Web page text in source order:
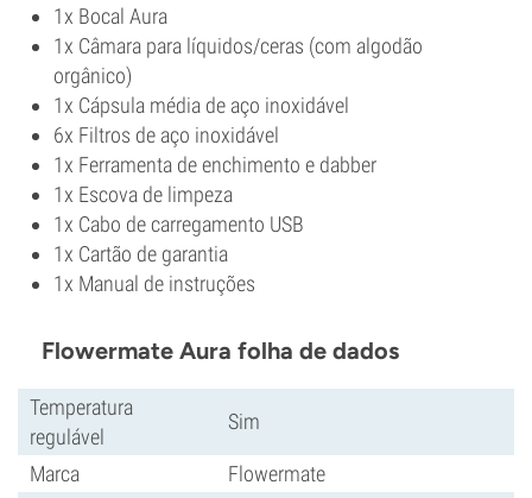
1x Bocal Aura
1x Câmara para líquidos/ceras (com algodão
orgânico)
1x Cápsula média de aço inoxidável
6x Filtros de aço inoxidável
1x Ferramenta de enchimento e dabber
1x Escova de limpeza
1x Cabo de carregamento USB
1x Cartão de garantia
1x Manual de instruções
Flowermate Aura folha de dados
Temperatura
regulável
Sim
Marca
Flowermate